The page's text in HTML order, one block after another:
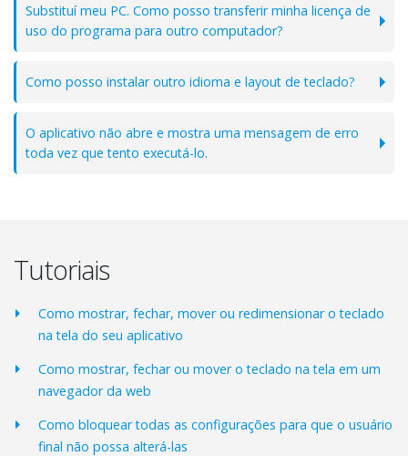
Substituí meu PC. Como posso transferir minha licença de
uso do programa para outro computador?
Como posso instalar outro idioma e layout de teclado?
O aplicativo não abre e mostra uma mensagem de erro
toda vez que tento executá-lo.
Tutoriais
Como mostrar, fechar, mover ou redimensionar o teclado
na tela do seu aplicativo
Como mostrar, fechar ou mover o teclado na tela em um
navegador da web
Como bloquear todas as configurações para que o usuário
final não possa alterá-las